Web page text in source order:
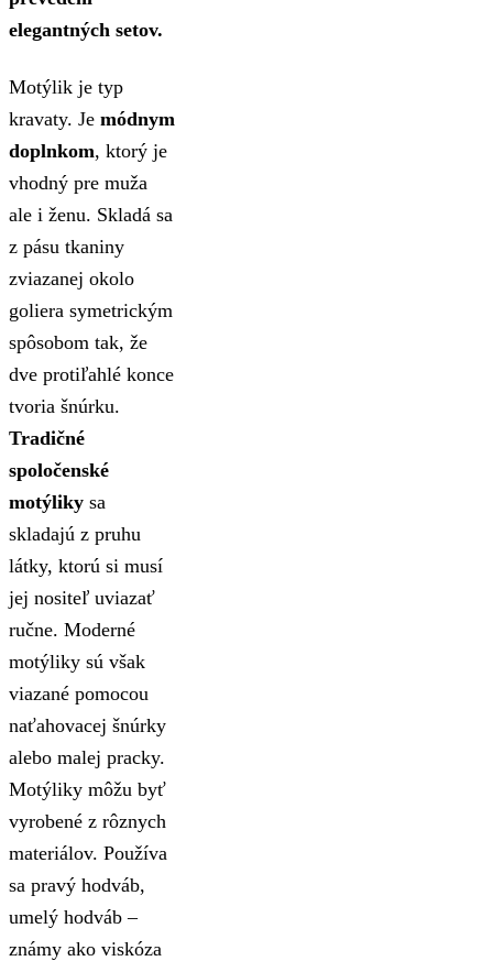
elegantných setov.
Motýlik je typ
kravaty. Je módnym
doplnkom, ktorý je
vhodný pre muža
ale i ženu. Skladá sa
z pásu tkaniny
zviazanej okolo
goliera symetrickým
spôsobom tak, že
dve protiľahlé konce
tvoria šnúrku.
Tradičné
spoločenské
motýliky sa
skladajú z pruhu
látky, ktorú si musí
jej nositeľ uviazať
ručne. Moderné
motýliky sú však
viazané pomocou
naťahovacej šnúrky
alebo malej pracky.
Motýliky môžu byť
vyrobené z rôznych
materiálov. Používa
sa pravý hodváb,
umelý hodváb –
známy ako viskóza